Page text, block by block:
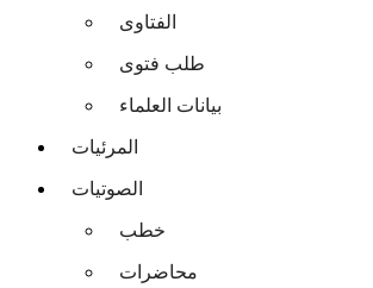
الفتاوى
طلب فتوى
بيانات العلماء
المرئيات
الصوتيات
خطب
محاضرات